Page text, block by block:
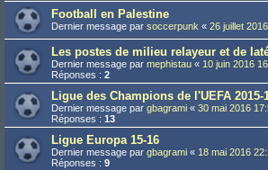
Football en Palestine
Dernier message par soccerpunk « 26 juillet
Les postes de milieu relayeur et de
Dernier message par mephistau « 10 juin 2016
Réponses : 2
Ligue des Champions de l'UEFA 2015-
Dernier message par gbagrami « 30 mai 2016
Réponses : 13
Ligue Europa 15-16
Dernier message par gbagrami « 18 mai 2016
Réponses : 9